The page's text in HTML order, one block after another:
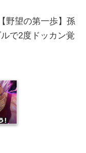
野望の第一歩】孫
で2度ドッカン覚